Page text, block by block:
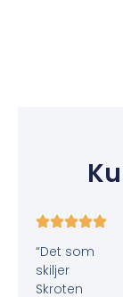
“Det som
skiljer
Skroten